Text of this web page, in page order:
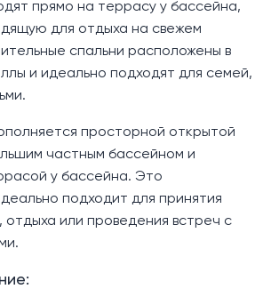
прямо на террасу у бассейна,
для отдыха на свежем
спальни расположены в
и идеально подходят для семей,
просторной открытой
частным бассейном и
у бассейна. Это
подходит для принятия
отдыха или проведения встреч с